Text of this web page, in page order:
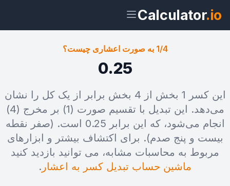
Calculator.io
پیش‌نمایش 1/4 به صورت اعشاری
چیست؟ ویجت
1/4 به صورت اعشاری چیست؟
0.25
این کسر 1 بخش از 4 بخش برابر از یک کل را نشان
می‌دهد. این تبدیل با تقسیم صورت (1) بر مخرج (4)
انجام می‌شود، که این برابر 0.25 است. (صفر نقطه
بیست و پنج صدم). برای اکتشاف بیشتر و ابزارهای
مربوط به محاسبات مشابه، می توانید بازدید کنید
ماشین حساب تبدیل کسر به اعشار .